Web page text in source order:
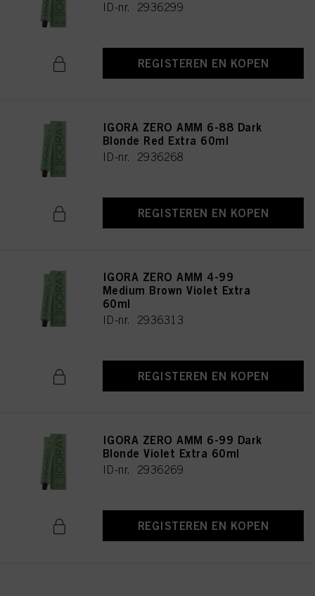
ID-nr. 2936299
REGISTEREN EN KOPEN
IGORA ZERO AMM 6-88 Dark
Blonde Red Extra 60ml
ID-nr. 2936268
REGISTEREN EN KOPEN
IGORA ZERO AMM 4-99
Medium Brown Violet Extra
60ml
ID-nr. 2936313
REGISTEREN EN KOPEN
IGORA ZERO AMM 6-99 Dark
Blonde Violet Extra 60ml
ID-nr. 2936269
REGISTEREN EN KOPEN